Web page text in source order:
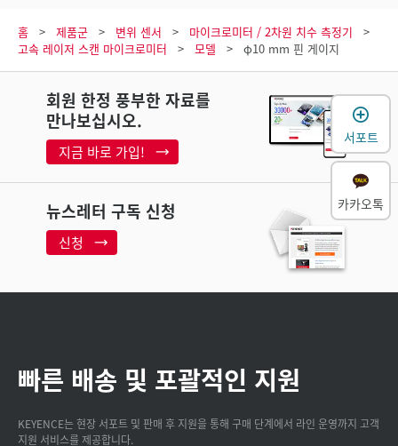
홈 제품군 변위 센서
마이크로미터 / 2차원 치수 측정기
고속 레이저 스캔 마이크로미터
모델 φ10 mm 핀 게이지
회원 한정 풍부한 자료를
만나보십시오.
지금 바로 가입!
뉴스레터 구독 신청
신청
빠른 배송 및 포괄적인 지원
KEYENCE는 현장 서포트 및 판매 후 지원을 통해 구매 단계에서 라인 운영까지 고객
지원 서비스를 제공합니다.
서포트
카카오톡